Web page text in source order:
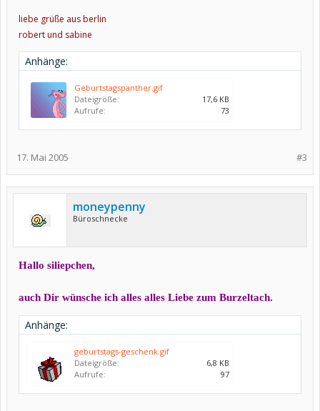
liebe grüße aus berlin
robert und sabine
Anhänge:
Geburtstagspanther.gif
Dateigröße:
17,6 KB
Aufrufe:
73
#3
17. Mai 2005
moneypenny
Büroschnecke
Hallo siliepchen,
auch Dir wünsche ich alles alles Liebe zum Burzeltach.
Anhänge:
geburtstags-geschenk.gif
Dateigröße:
6,8 KB
Aufrufe:
97